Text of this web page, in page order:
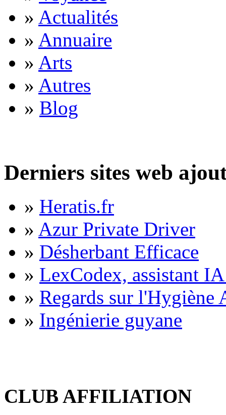
» Actualités
» Annuaire
» Arts
» Autres
» Blog
Derniers sites web
» Heratis.fr
» Azur Private Driver
» Désherbant Efficace
» LexCodex, assistant
» Regards sur l'Hygiène
» Ingénierie guyane
CLUB AFFILIATION